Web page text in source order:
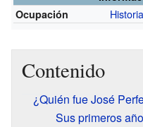
Ocupación
Contenido
¿Quién fue José
Sus primeros